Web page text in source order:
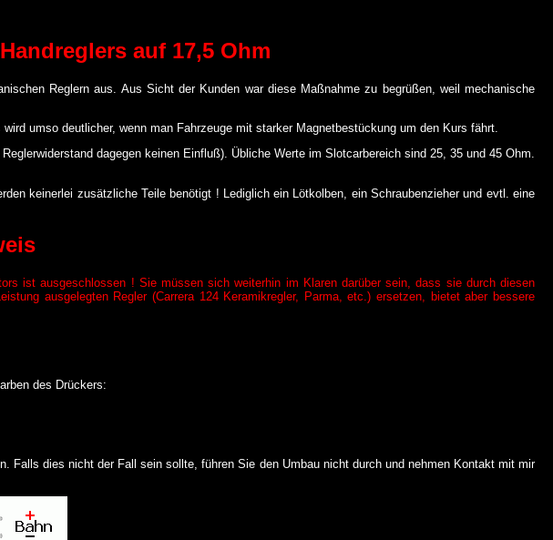
auf 17,5 Ohm
Reglern aus. Aus Sicht der Kunden war diese Maßnahme zu begrüßen, weil mechanische
umso deutlicher, wenn man Fahrzeuge mit starker Magnetbestückung um den Kurs fährt.
dagegen keinen Einfluß). Übliche Werte im Slotcarbereich sind 25, 35 und 45 Ohm.
keinerlei zusätzliche Teile benötigt ! Lediglich ein Lötkolben, ein Schraubenzieher und evtl. eine
ist ausgeschlossen ! Sie müssen sich weiterhin im Klaren darüber sein, dass sie durch diesen
ausgelegten Regler (Carrera 124 Keramikregler, Parma, etc.) ersetzen, bietet aber bessere
des Drückers:
Falls dies nicht der Fall sein sollte, führen Sie den Umbau nicht durch und nehmen Kontakt mit mir